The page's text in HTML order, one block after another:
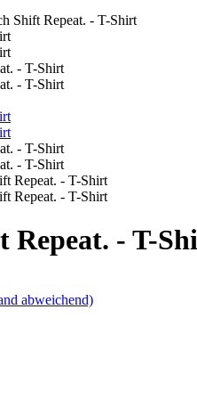
Shift Repeat. - T-Shirt
Repeat. - T-
abweichend)